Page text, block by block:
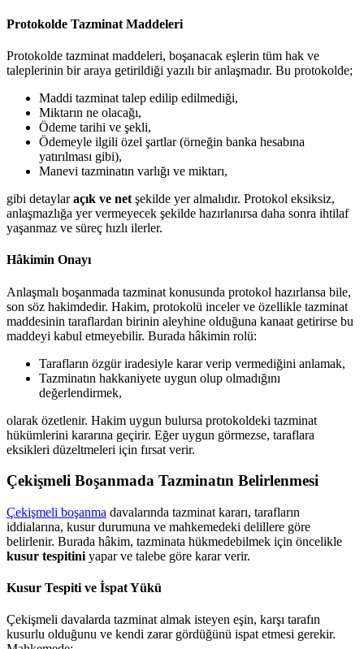
Protokolde Tazminat Maddeleri
Protokolde tazminat maddeleri, boşanacak eşlerin tüm hak ve
taleplerinin bir araya getirildiği yazılı bir anlaşmadır. Bu protokolde;
Maddi tazminat talep edilip edilmediği,
Miktarın ne olacağı,
Ödeme tarihi ve şekli,
Ödemeyle ilgili özel şartlar (örneğin banka hesabına
yatırılması gibi),
Manevi tazminatın varlığı ve miktarı,
gibi detaylaraçık ve net şekilde yer almalıdır. Protokol eksiksiz,
anlaşmazlığa yer vermeyecek şekilde hazırlanırsa daha sonra ihtilaf
yaşanmaz ve süreç hızlı ilerler.
Hâkimin Onayı
Anlaşmalı boşanmada tazminat konusunda protokol hazırlansa bile,
son söz hakimdedir. Hakim, protokolü inceler ve özellikle tazminat
maddesinin taraflardan birinin aleyhine olduğuna kanaat getirirse bu
maddeyi kabul etmeyebilir. Burada hâkimin rolü:
Tarafların özgür iradesiyle karar verip vermediğini anlamak,
Tazminatın hakkaniyete uygun olup olmadığını
değerlendirmek,
olarak özetlenir. Hakim uygun bulursa protokoldeki tazminat
hükümlerini kararına geçirir. Eğer uygun görmezse, taraflara
eksikleri düzeltmeleri için fırsat verir.
Çekişmeli Boşanmada Tazminatın Belirlenmesi
Çekişmeli boşanma davalarında tazminat kararı, tarafların
iddialarına, kusur durumuna ve mahkemedeki delillere göre
belirlenir. Burada hâkim, tazminata hükmedebilmek için öncelikle
kusur tespitini yapar ve talebe göre karar verir.
Kusur Tespiti ve İspat Yükü
Çekişmeli davalarda tazminat almak isteyen eşin, karşı tarafın
kusurlu olduğunu ve kendi zarar gördüğünü ispat etmesi gerekir.